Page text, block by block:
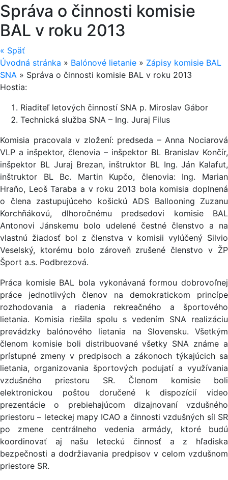
Správa o činnosti komisie
BAL v roku 2013
« Späť
Úvodná stránka » Balónové lietanie » Zápisy komisie BAL
SNA » Správa o činnosti komisie BAL v roku 2013
Hostia:
Riaditeľ letových činností SNA p. Miroslav Gábor
Technická služba SNA – Ing. Juraj Filus
Komisia pracovala v zložení: predseda – Anna Nociarová
VLP a inšpektor, členovia – inšpektor BL Branislav Končír,
inšpektor BL Juraj Brezan, inštruktor BL Ing. Ján Kalafut,
inštruktor BL Bc. Martin Kupčo, členovia: Ing. Marian
Hraňo, Leoš Taraba a v roku 2013 bola komisia doplnená
o člena zastupujúceho košickú ADS Ballooning Zuzanu
Korchňákovú, dlhoročnému predsedovi komisie BAL
Antonovi Jánskemu bolo udelené čestné členstvo a na
vlastnú žiadosť bol z členstva v komisii vylúčený Silvio
Veselský, ktorému bolo zároveň zrušené členstvo v ŽP
Šport a.s. Podbrezová.
Práca komisie BAL bola vykonávaná formou dobrovoľnej
práce jednotlivých členov na demokratickom princípe
rozhodovania a riadenia rekreačného a športového
lietania. Komisia riešila spolu s vedením SNA realizáciu
prevádzky balónového lietania na Slovensku. Všetkým
členom komisie boli distribuované všetky SNA známe a
prístupné zmeny v predpisoch a zákonoch týkajúcich sa
lietania, organizovania športových podujatí a využívania
vzdušného priestoru SR. Členom komisie boli
elektronickou poštou doručené k dispozícií video
prezentácie o prebiehajúcom dizajnovaní vzdušného
priestoru – leteckej mapy ICAO a činnosti vzdušných síl SR
po zmene centrálneho vedenia armády, ktoré budú
koordinovať aj našu leteckú činnosť a z hľadiska
bezpečnosti a dodržiavania predpisov v celom vzdušnom
priestore SR.